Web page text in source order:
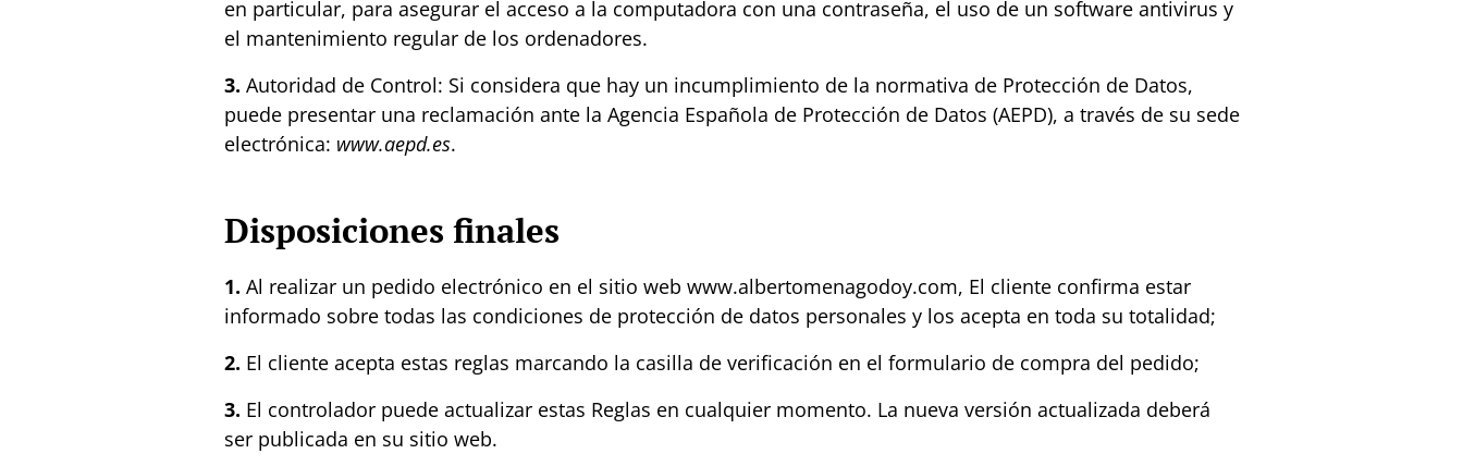
en particular, para asegurar el acceso a la computadora con una contraseña, el uso de un software antivirus y
el mantenimiento regular de los ordenadores.
3. Autoridad de Control: Si considera que hay un incumplimiento de la normativa de Protección de Datos,
puede presentar una reclamación ante la Agencia Española de Protección de Datos (AEPD), a través de su sede
electrónica: www.aepd.es.
Disposiciones finales
1. Al realizar un pedido electrónico en el sitio web www.albertomenagodoy.com, El cliente confirma estar
informado sobre todas las condiciones de protección de datos personales y los acepta en toda su totalidad;
2. El cliente acepta estas reglas marcando la casilla de verificación en el formulario de compra del pedido;
3. El controlador puede actualizar estas Reglas en cualquier momento. La nueva versión actualizada deberá
ser publicada en su sitio web.